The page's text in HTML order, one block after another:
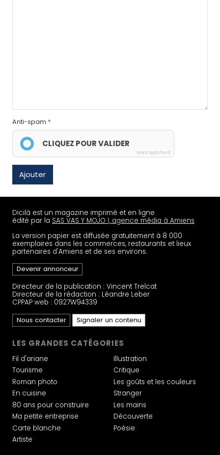
Anti-spam
CLIQUEZ POUR VALIDER
IconCaptcha ©
Ajouter
Dicilà est un magazine imprimé et en ligne
édité par la SAS VAS Y MOJO !, agence média à Amiens
La version papier est diffusée gratuitement à 8 000
exemplaires dans les commerces, restaurants et lieux
partenaires d'Amiens et de ses environs.
Devenir annonceur
Directeur de la publication : Vincent Trelcat
Directeur de la rédaction : Léandre Leber
CPPAP web : 0927W94339
Nous contacter
Signaler un contenu
LES GRANDES CATÉGORIES
Fil d'ariane
Tourisme
Roman photo
En cuisine
80 ans pour construire
Ma petite entreprise
Carte blanche
Artiste
Illustration
Critique
Les goûts et les couleurs
Stranger
Les mains
Découverte
Poésie